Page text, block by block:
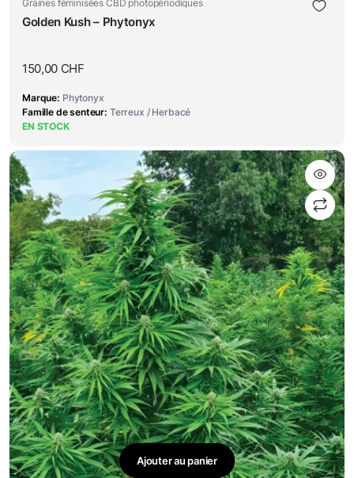
Graines féminisées CBD photopériodiques
Golden Kush – Phytonyx
150,00 CHF
Marque Phytonyx
Famille de senteur Terreux / Herbacé
EN STOCK
Ajouter au panier